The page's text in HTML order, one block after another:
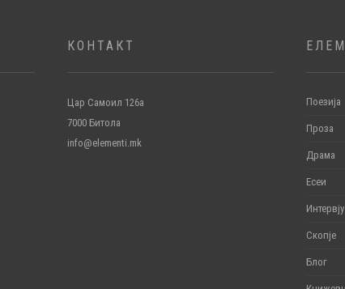
КОНТАКТ
Цар Самоил 126а
7000 Битола
info@elementi.mk
Поезија
Проза
Драма
Есеи
Интервју
Скопје
Блог